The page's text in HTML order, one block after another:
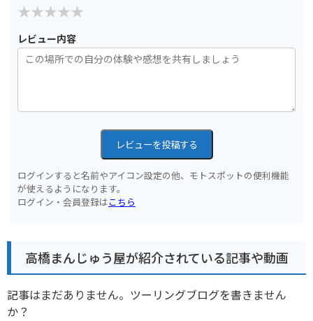
レビュー内容
レビューを投稿する
ログインすると名前やアイコン設定の他、モトスポットの便利機能
が使えるようになります。
ログイン・会員登録はこちら
高橋まんじゅう屋が紹介されている記事や動画
記事はまだありません。ツーリングブログを書きません
か？